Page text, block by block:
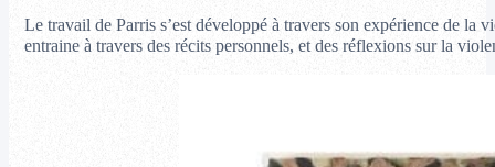
Le travail de Parris s’est développé à travers son expérience de la
entraine à travers des récits personnels, et des réflexions sur la